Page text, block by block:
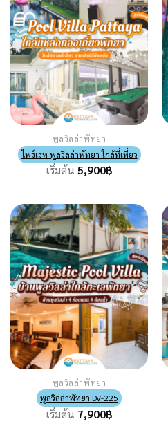
พูลวิลล่าพัทยา
ไพร์เรท พูลวิลล่าพัทยา ใกล้ที่เที่ยว
เริ่มต้น 5,900฿
พูลวิลล่าพัทยา
พูลวิลล่าพัทยา DV-225
เริ่มต้น 7,900฿